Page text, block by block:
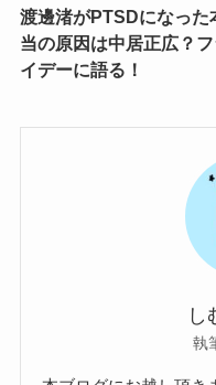
渡邊渚がPTSDになった
当の原因は中居正広？フ
イデーに語る！
し
執